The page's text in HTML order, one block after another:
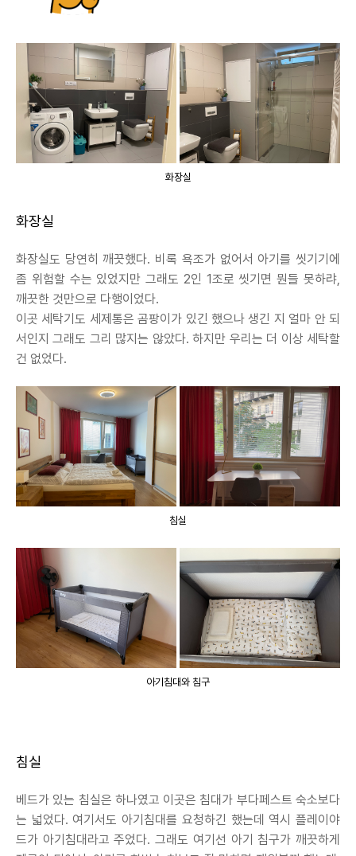
화장실
화장실
화장실도 당연히 깨끗했다. 비록 욕조가 없어서 아기를 씻기기에
좀 위험할 수는 있었지만 그래도 2인 1조로 씻기면 뭔들 못하랴,
깨끗한 것만으로 다행이었다.
이곳 세탁기도 세제통은 곰팡이가 있긴 했으나 생긴 지 얼마 안 되
서인지 그래도 그리 많지는 않았다. 하지만 우리는 더 이상 세탁할
건 없었다.
침실
아기침대와 침구
침실
베드가 있는 침실은 하나였고 이곳은 침대가 부다페스트 숙소보다
는 넓었다. 여기서도 아기침대를 요청하긴 했는데 역시 플레이야
드가 아기침대라고 주었다. 그래도 여기선 아기 침구가 깨끗하게